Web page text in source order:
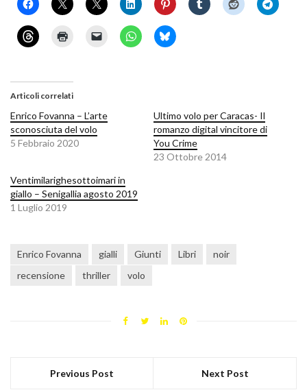
Articoli correlati
Enrico Fovanna – L’arte
sconosciuta del volo
5 Febbraio 2020
Ultimo volo per Caracas- Il
romanzo digital vincitore di
You Crime
23 Ottobre 2014
Ventimilarighesottoimari in
giallo – Senigallia agosto 2019
1 Luglio 2019
Enrico Fovanna gialli Giunti Libri
noir
recensione
thriller volo
Previous Post Next Post